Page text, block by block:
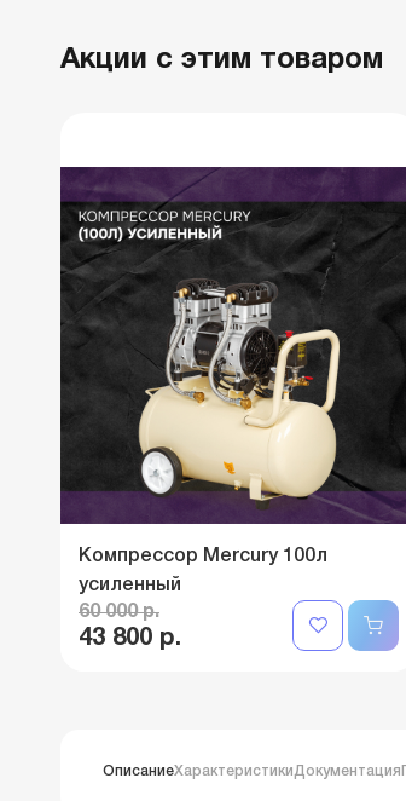
Акции с этим товаром
Компрессор Mercury 100л
усиленный
60 000 р.
43 800 р.
ОписаниеХарактеристикиДокументация